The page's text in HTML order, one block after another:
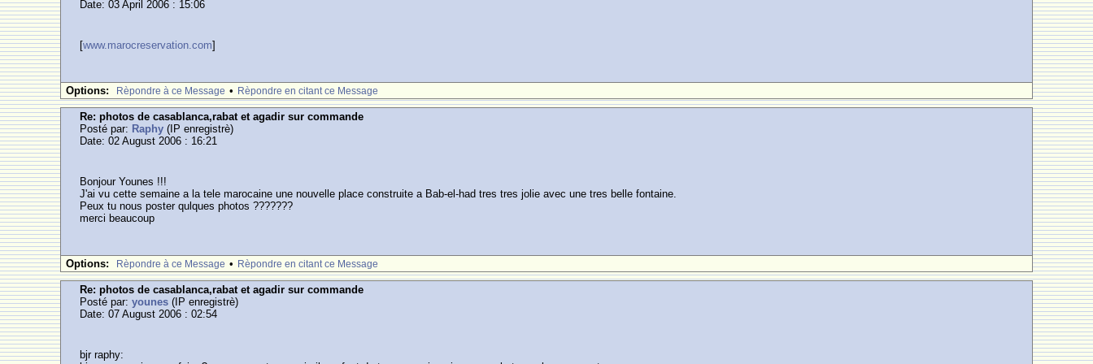
Date: 03 April 2006 : 15:06
[www.marocreservation.com]
Options: Rèpondre à ce Message • Rèpondre en citant ce Message
Re: photos de casablanca,rabat et agadir sur commande
Posté par: Raphy (IP enregistrè)
Date: 02 August 2006 : 16:21
Bonjour Younes !!!
J'ai vu cette semaine a la tele marocaine une nouvelle place construite a Bab-el-had tres tres jolie avec une tres belle fontaine.
Peux tu nous poster qulques photos ???????
merci beaucoup
Options: Rèpondre à ce Message • Rèpondre en citant ce Message
Re: photos de casablanca,rabat et agadir sur commande
Posté par:younes (IP enregistrè)
Date: 07 August 2006 : 02:54
bjr raphy: